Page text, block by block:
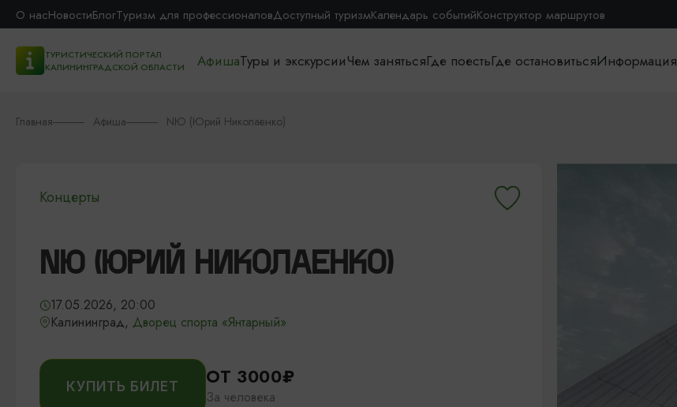
О насНовостиБлогТуризм для профессионаловДоступный туризмКалендарь событийКонструктор маршрутов
ТУРИСТИЧЕСКИЙ ПОРТАЛ
КАЛИНИНГРАДСКОЙ ОБЛАСТИ
АфишаТуры и экскурсииЧем занятьсяГде поестьГде остановитьсяИнформация
Главная Афиша NЮ (Юрий Николаенко)
Концерты
NЮ (ЮРИЙ НИКОЛАЕНКО)
17.05.2026, 20:00
Калининград, Дворец спорта «Янтарный»
КУПИТЬ БИЛЕТ ОТ 3000₽
За человека